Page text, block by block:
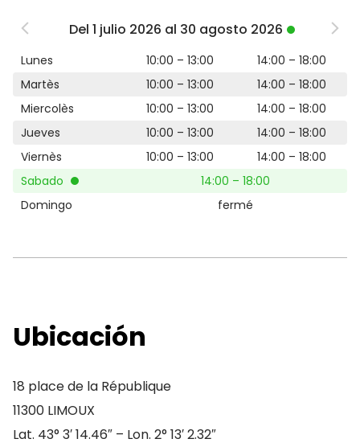
Del 1 julio 2026 al 30 agosto 2026
Lunes 10:00 – 13:00
14:00 – 18:00
Martès
10:00 – 13:00
14:00 – 18:00
Miercolès
10:00 – 13:00
14:00 – 18:00
Jueves
10:00 – 13:00
14:00 – 18:00
Viernès
10:00 – 13:00
14:00 – 18:00
Sabado
14:00 – 18:00
Domingo
fermé
Ubicación
18 place de la République
11300 LIMOUX
Lat. 43° 3′ 14.46″ – Lon. 2° 13′ 2.32″